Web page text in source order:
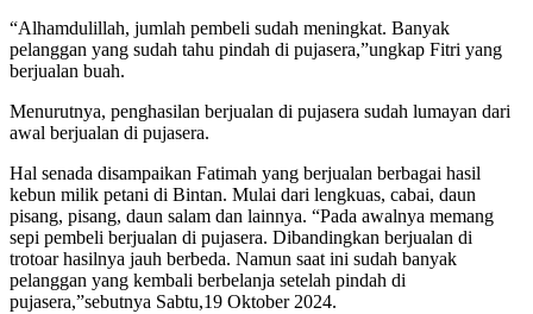
“Alhamdulillah, jumlah pembeli sudah meningkat. Banyak
pelanggan yang sudah tahu pindah di pujasera,”ungkap Fitri yang
berjualan buah.
Menurutnya, penghasilan berjualan di pujasera sudah lumayan dari
awal berjualan di pujasera.
Hal senada disampaikan Fatimah yang berjualan berbagai hasil
kebun milik petani di Bintan. Mulai dari lengkuas, cabai, daun
pisang, pisang, daun salam dan lainnya. “Pada awalnya memang
sepi pembeli berjualan di pujasera. Dibandingkan berjualan di
trotoar hasilnya jauh berbeda. Namun saat ini sudah banyak
pelanggan yang kembali berbelanja setelah pindah di
pujasera,”sebutnya Sabtu,19 Oktober 2024.